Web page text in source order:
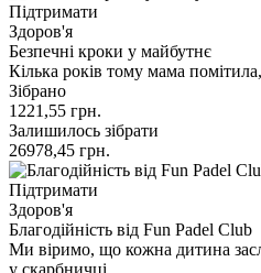
Підтримати
Здоров'я
Безпечні кроки у майбутнє
Кілька років тому мама
Зібрано
1221,55 грн.
Залишилось зібрати
26978,45 грн.
Підтримати
Здоров'я
Благодійність від Fun Padel Club
Ми віримо, що кожна дитина
у скарбничці